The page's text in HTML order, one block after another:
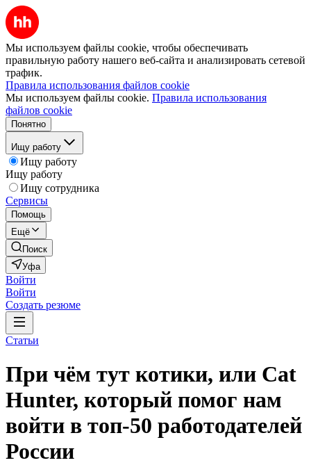
Мы используем файлы cookie, чтобы обеспечивать
правильную работу нашего веб-сайта и анализировать сетевой
трафик.
Правила использования файлов cookie
Мы используем файлы cookie. Правила использования
файлов cookie
Понятно
Ищу работу
Ищу работу
Ищу работу
Ищу сотрудника
Сервисы
Помощь
Ещё
Поиск
Уфа
Войти
Войти
Создать резюме
Статьи
При чём тут котики, или Cat
Hunter, который помог нам
войти в топ-50 работодателей
России